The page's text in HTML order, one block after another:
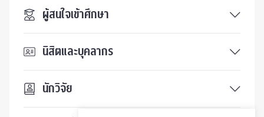
ผู้สนใจเข้าศึกษา
นิสิตและบุคลากร
นักวิจัย